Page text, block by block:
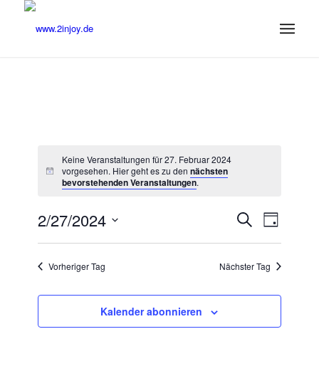
Notice
Keine Veranstaltungen für 27. Februar 2024
vorgesehen. Hier geht es zu den nächsten
bevorstehenden Veranstaltungen.
Suche
und
SucheTag
2/27/2024
Vorheriger Tag
Nächster Tag
Kalender abonnieren